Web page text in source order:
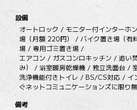
設備
オートロック / モニター付インターホ
場（月額 220円） / バイク置き場（有
場 / 専用ゴミ置き場 /
エアコン / ガスコンロキッチン / 追い
み） / 浴室暖房乾燥機 / 独立洗面台 /
洗浄機能付きトイレ / BS/CS対応 / イ
ぐネットコミュニケーションズに限り無
備考